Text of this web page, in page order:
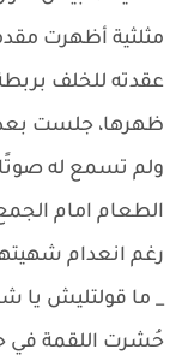
مثلثية أظهرت
عقدته للخلف
ظهرها، جلست
ولم تسمع له صوتًا،
الطعام امام
رغم انعدام
_ ما قولتليش يا
حُشرت اللقمة في